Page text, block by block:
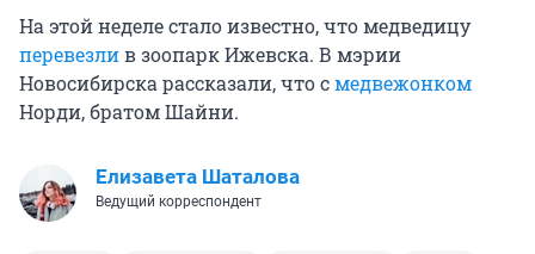
На этой неделе стало известно, что медведицу
перевезлив зоопарк Ижевска. В мэрии
Новосибирска рассказали, что смедвежонком
Норди, братом Шайни.
Елизавета Шаталова
Ведущий корреспондент